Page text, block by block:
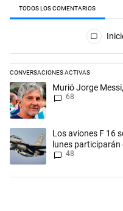
TODOS LOS COMENTARIOS
Todos los
CONVERSACIONES ACTIVAS
Este listado muestra los
Un artículo de tendencia con
Murió Jorge
68
Un artículo de tendencia con
Los aviones F 16
lunes participarán
48